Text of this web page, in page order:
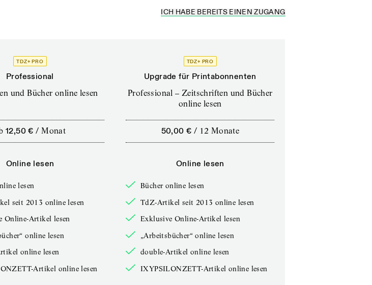
ICH HABE BEREITS EINEN ZUGANG
TDZ+ PRO
Professional
und Bücher online lesen
12,50 € /Monat
Online lesen
lesen
seit 2013 online lesen
Online-Artikel lesen
online lesen
online lesen
Artikel online lesen
TDZ+ PRO
Upgrade für Printabonnenten
Professional – Zeitschriften und Bücher
online lesen
50,00 € / 12 Monate
Online lesen
Bücher online lesen
TdZ-Artikel seit 2013 online lesen
Exklusive Online-Artikel lesen
„Arbeitsbücher“ online lesen
double-Artikel online lesen
IXYPSILONZETT-Artikel online lesen